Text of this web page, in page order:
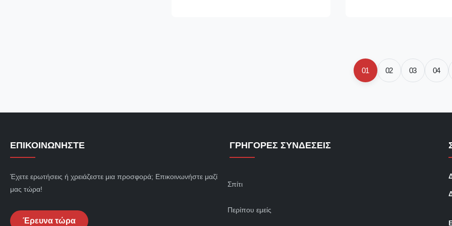
01 02 03 04
ΕΠΙΚΟΙΝΩΝΉΣΤΕ
Έχετε ερωτήσεις ή χρειάζεστε μια προσφορά; Επικοινωνήστε μαζί
μας τώρα!
Έρευνα τώρα
ΓΡΉΓΟΡΕΣ ΣΥΝΔΈΣΕΙΣ
Σπίτι
Περίπου εμείς